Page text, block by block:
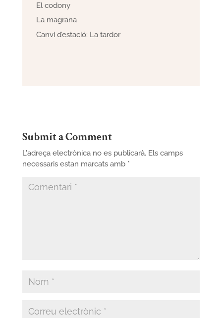
El codony
La magrana
Canvi d’estació: La tardor
Submit a Comment
L'adreça electrònica no es publicarà. Els camps
necessaris estan marcats amb *